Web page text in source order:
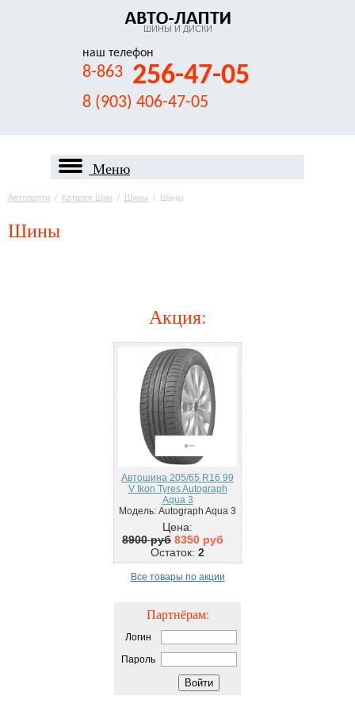
ШИНЫ И ДИСКИ
наш телефон
8-863 256-47-05
8 (903) 406-47-05
Меню
Автолапти / Каталог Шин / Шины / Шины
Шины
Акция:
Автошина 205/65 R16 99
V Ikon Tyres Autograph
Aqua 3
Модель: Autograph Aqua 3
Цена:
8900 руб 8350 руб
Остаток: 2
Все товары по акции
Партнёрам:
Логин
Пароль
Войти